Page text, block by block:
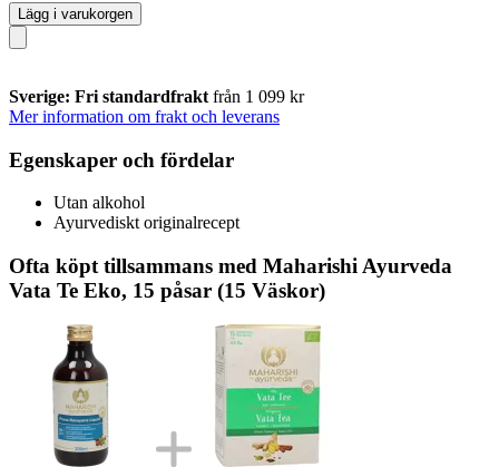
Lägg i varukorgen
Sverige: Fri standardfrakt från 1 099 kr
Mer information om frakt och leverans
Egenskaper och fördelar
Utan alkohol
Ayurvediskt originalrecept
Ofta köpt tillsammans med Maharishi Ayurveda
Vata Te Eko, 15 påsar (15 Väskor)